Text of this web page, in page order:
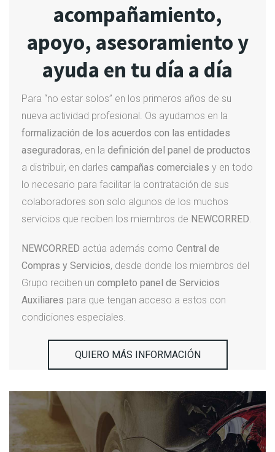
acompañamiento,
apoyo, asesoramiento y
ayuda en tu día a día
Para “no estar solos” en los primeros años de su
nueva actividad profesional. Os ayudamos en la
formalización de los acuerdos con las entidades
aseguradoras, en la definición del panel de productos
a distribuir, en darles campañas comerciales y en todo
lo necesario para facilitar la contratación de sus
colaboradores son solo algunos de los muchos
servicios que reciben los miembros de NEWCORRED.
NEWCORRED actúa además como Central de
Compras y Servicios, desde donde los miembros del
Grupo reciben un completo panel de Servicios
Auxiliares para que tengan acceso a estos con
condiciones especiales.
QUIERO MÁS INFORMACIÓN